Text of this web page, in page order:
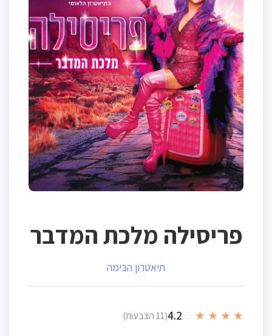
פריסילה מלכת המדבר
תיאטרון הבימה
★
★
★
★
☆
4.2(11 הצבעות)